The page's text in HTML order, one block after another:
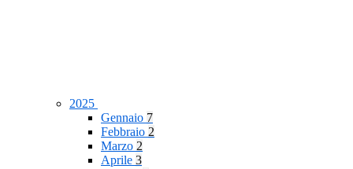
2025
Gennaio 7
Febbraio 2
Marzo 2
Aprile 3